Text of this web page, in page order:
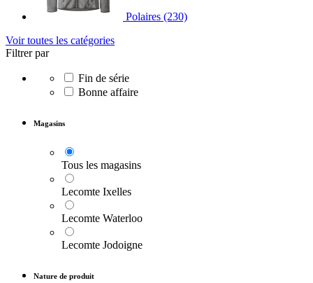
Polaires (230)
Voir toutes les catégories
Filtrer par
Fin de série
Bonne affaire
Magasins
Tous les magasins
Lecomte Ixelles
Lecomte Waterloo
Lecomte Jodoigne
Nature de produit